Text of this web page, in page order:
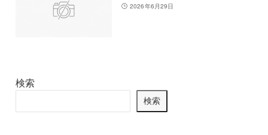
2026年6月29日
検索
検索